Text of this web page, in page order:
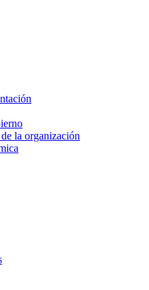
la organización